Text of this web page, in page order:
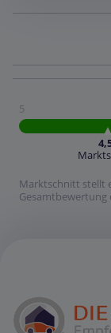
5
Marktschnitt stellt
Gesamtbewertung